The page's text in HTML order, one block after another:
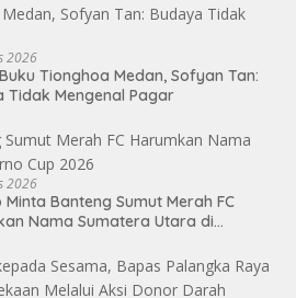
2026
Tionghoa Medan, Sofyan Tan:
Tidak Mengenal Pagar
2026
Banteng Sumut Merah FC
Nama Sumatera Utara di